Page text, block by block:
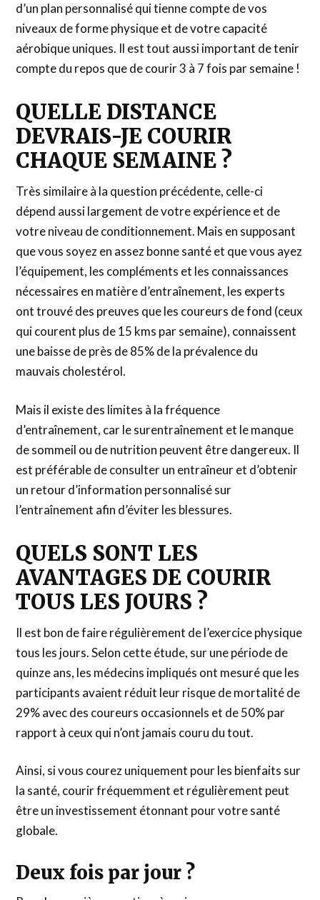
d’un plan personnalisé qui tienne compte de vos
niveaux de forme physique et de votre capacité
aérobique uniques. Il est tout aussi important de tenir
compte du repos que de courir 3 à 7 fois par semaine !
QUELLE DISTANCE
DEVRAIS-JE COURIR
CHAQUE SEMAINE ?
Très similaire à la question précédente, celle-ci
dépend aussi largement de votre expérience et de
votre niveau de conditionnement. Mais en supposant
que vous soyez en assez bonne santé et que vous ayez
l’équipement, les compléments et les connaissances
nécessaires en matière d’entraînement, les experts
ont trouvé des preuves que les coureurs de fond (ceux
qui courent plus de 15 kms par semaine), connaissent
une baisse de près de 85% de la prévalence du
mauvais cholestérol.
Mais il existe des limites à la fréquence
d’entraînement, car le surentraînement et le manque
de sommeil ou de nutrition peuvent être dangereux. Il
est préférable de consulter un entraîneur et d’obtenir
un retour d’information personnalisé sur
l’entraînement afin d’éviter les blessures.
QUELS SONT LES
AVANTAGES DE COURIR
TOUS LES JOURS ?
Il est bon de faire régulièrement de l’exercice physique
tous les jours. Selon cette étude, sur une période de
quinze ans, les médecins impliqués ont mesuré que les
participants avaient réduit leur risque de mortalité de
29% avec des coureurs occasionnels et de 50% par
rapport à ceux qui n’ont jamais couru du tout.
Ainsi, si vous courez uniquement pour les bienfaits sur
la santé, courir fréquemment et régulièrement peut
être un investissement étonnant pour votre santé
globale.
Deux fois par jour ?